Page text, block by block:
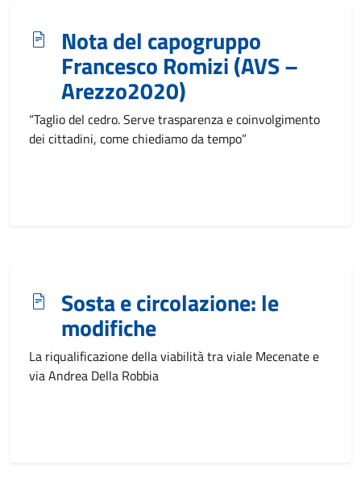
Nota del capogruppo
Francesco Romizi (AVS –
Arezzo2020)
“Taglio del cedro. Serve trasparenza e coinvolgimento
dei cittadini, come chiediamo da tempo”
Sosta e circolazione: le
modifiche
La riqualificazione della viabilità tra viale Mecenate e
via Andrea Della Robbia